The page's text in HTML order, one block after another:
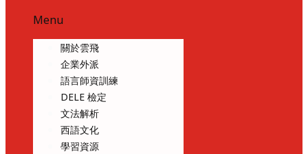
Menu
關於雲飛
企業外派
語言師資訓練
DELE 檢定
文法解析
西語文化
學習資源